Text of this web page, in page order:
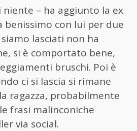
– ha aggiunto la ex
benissimo con lui per due
lasciati non ha
si è comportato bene,
bruschi. Poi è
ci si lascia si rimane
ragazza, probabilmente
frasi malinconiche
via social.